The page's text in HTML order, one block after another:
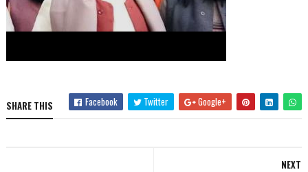
SHARE THIS Facebook Twitter Google+
NEXT